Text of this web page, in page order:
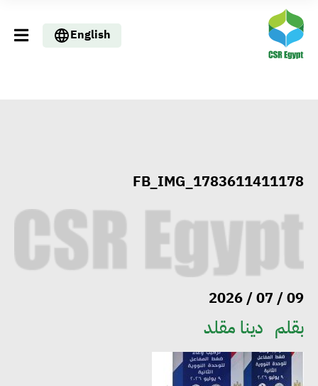
English
FB_IMG_1783611411178
09 / 07 / 2026
بقلم دينا مقلد